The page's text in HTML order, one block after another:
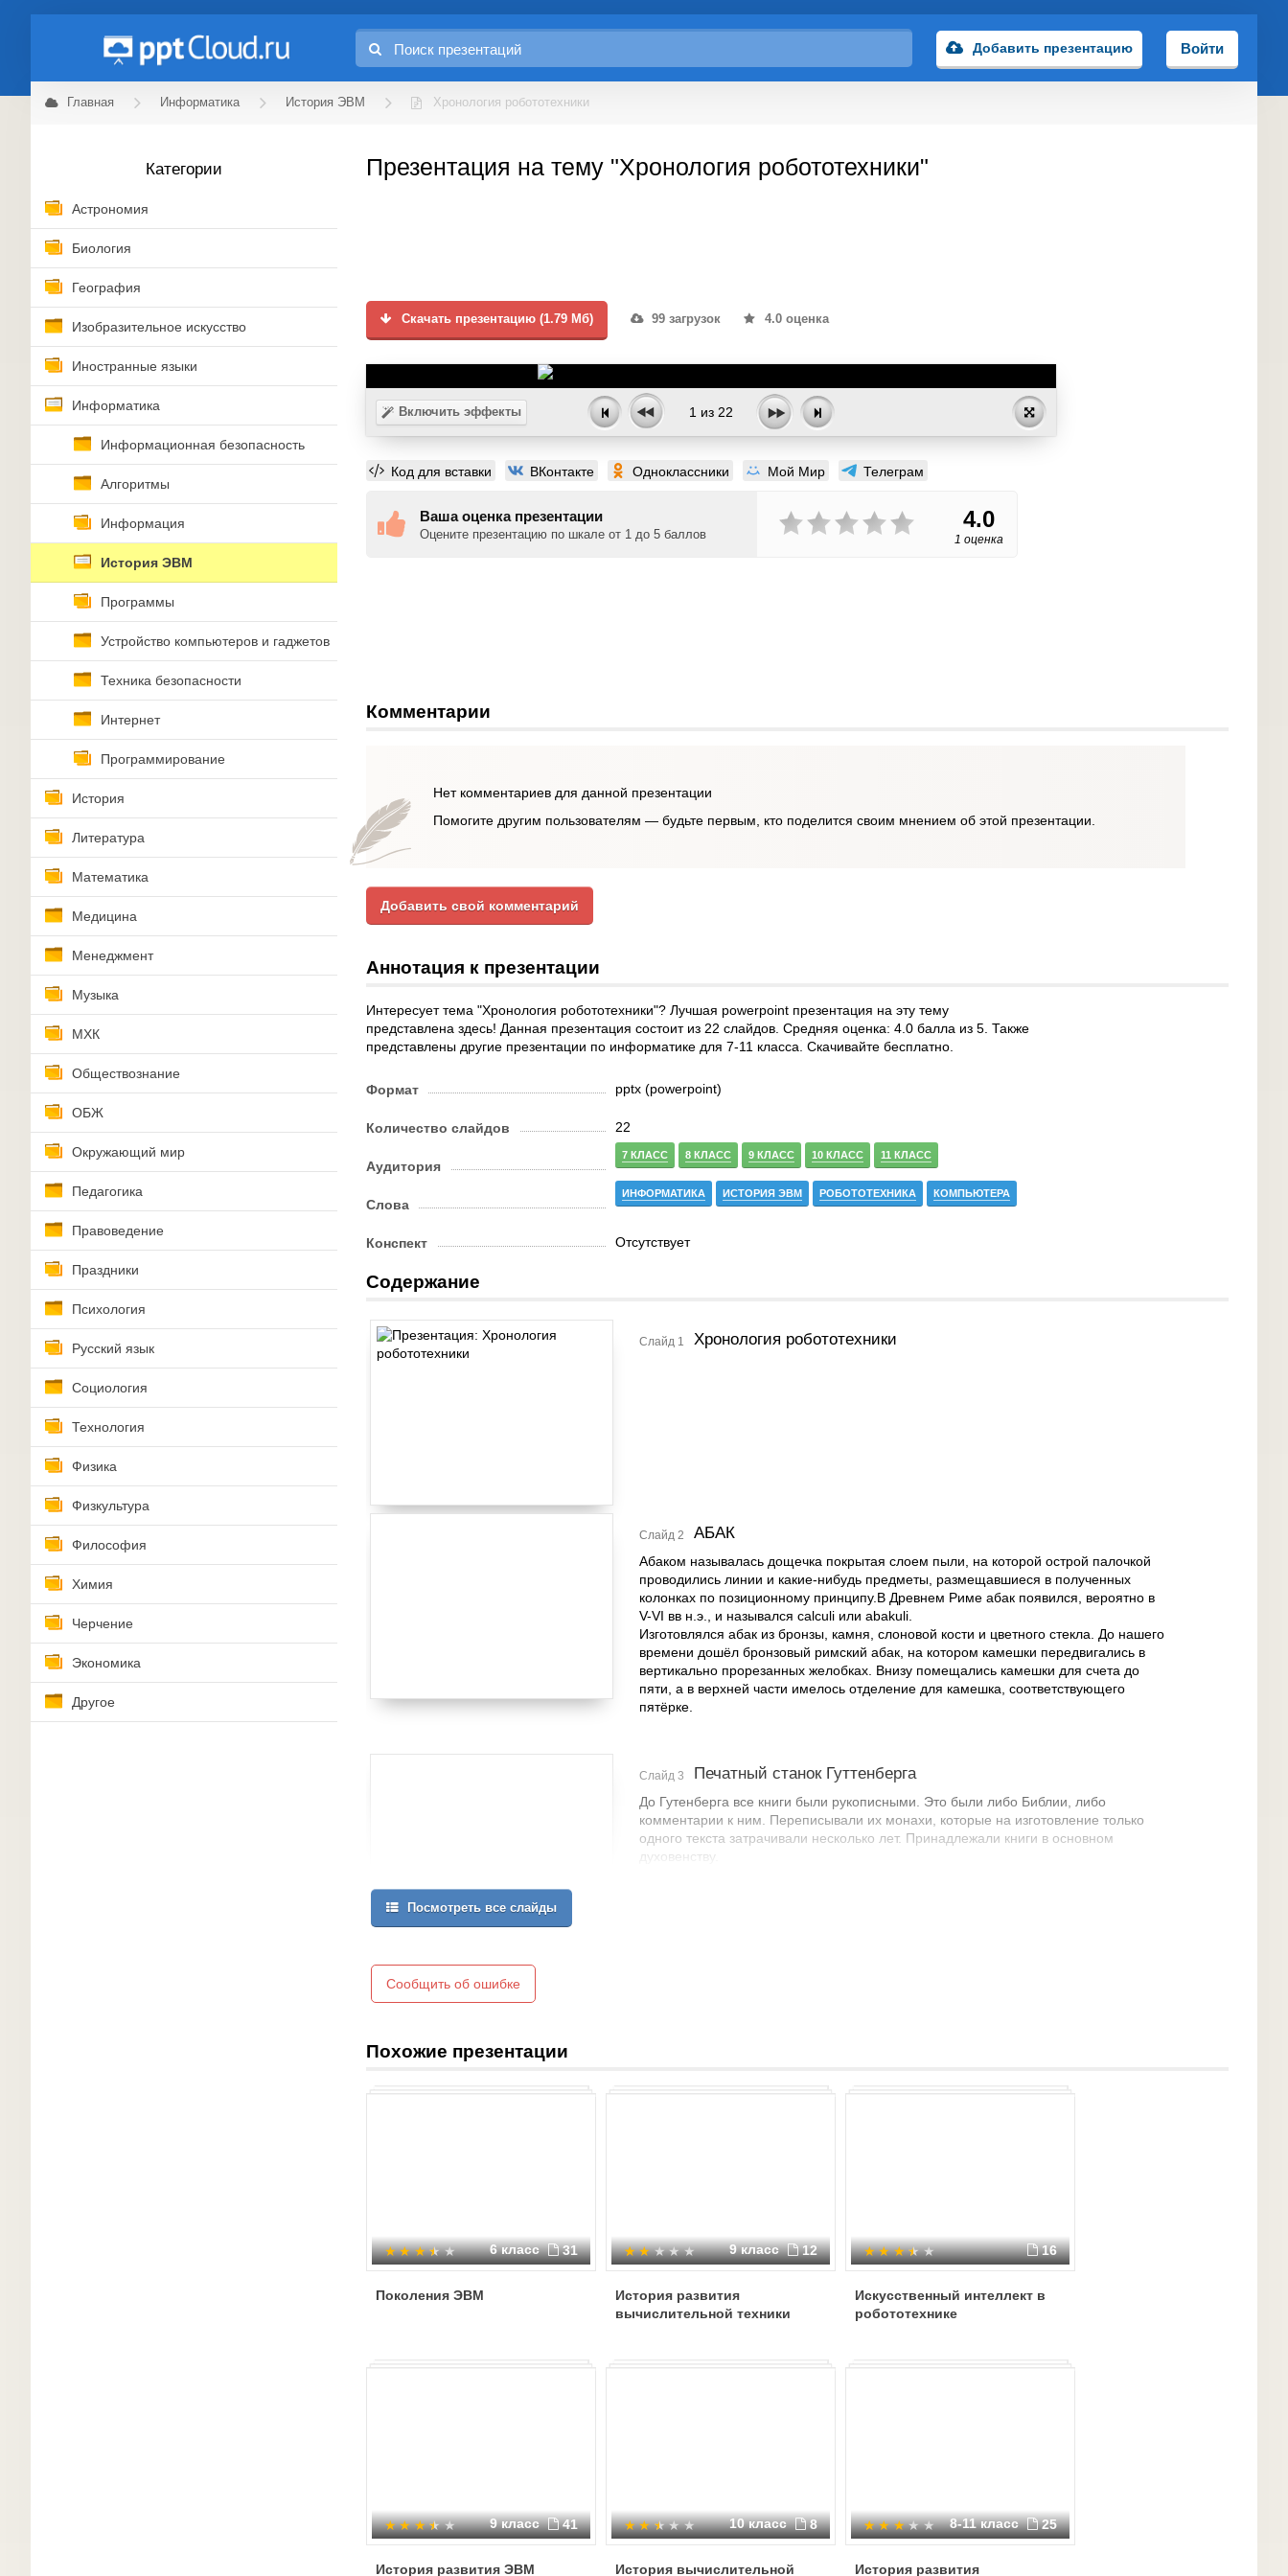
Добавить презентацию Войти
Главная Информатика История ЭВМ Хронология робототехники
Категории
Астрономия
Биология
География
Изобразительное искусство
Иностранные языки
Информатика
Информационная безопасность
Алгоритмы
Информация
История ЭВМ
Программы
Устройство компьютеров и гаджетов
Техника безопасности
Интернет
Программирование
История
Литература
Математика
Медицина
Менеджмент
Музыка
МХК
Обществознание
ОБЖ
Окружающий мир
Педагогика
Правоведение
Праздники
Психология
Русский язык
Социология
Технология
Физика
Физкультура
Философия
Химия
Черчение
Экономика
Другое
Презентация на тему "Хронология робототехники"
Скачать презентацию (1.79 Мб) 99 загрузок 4.0 оценка
Включить эффекты 1 из 22
Код для вставки ВКонтакте Одноклассники Мой Мир Телеграм
Ваша оценка презентации
Оцените презентацию по шкале от 1 до 5 баллов
4.0
1 оценка
Комментарии
Нет комментариев для данной презентации
Помогите другим пользователям — будьте первым, кто поделится своим мнением об этой презентации.
Добавить свой комментарий
Аннотация к презентации
Интересует тема "Хронология робототехники"? Лучшая powerpoint презентация на эту тему
представлена здесь! Данная презентация состоит из 22 слайдов. Средняя оценка: 4.0 балла из 5. Также
представлены другие презентации по информатике для 7-11 класса. Скачивайте бесплатно.
Формат pptx (powerpoint)
Количество слайдов 22
Аудитория
7 КЛАСС 8 КЛАСС 9 КЛАСС 10 КЛАСС 11 КЛАСС
Слова
ИНФОРМАТИКА ИСТОРИЯ ЭВМ РОБОТОТЕХНИКА КОМПЬЮТЕРА
Конспект Отсутствует
Содержание
Слайд 1 Хронология робототехники
Слайд 2 АБАК
Абаком называлась дощечка покрытая слоем пыли, на которой острой палочкой
проводились линии и какие-нибудь предметы, размещавшиеся в полученных
колонках по позиционному принципу.В Древнем Риме абак появился, вероятно в
V-VI вв н.э., и назывался calculi или abakuli.
Изготовлялся абак из бронзы, камня, слоновой кости и цветного стекла. До нашего
времени дошёл бронзовый римский абак, на котором камешки передвигались в
вертикально прорезанных желобках. Внизу помещались камешки для счета до
пяти, а в верхней части имелось отделение для камешка, соответствующего
пятёрке.
Слайд 3 Печатный станок Гуттенберга
До Гутенберга все книги были рукописными. Это были либо Библии, либо
комментарии к ним. Переписывали их монахи, которые на изготовление только
одного текста затрачивали несколько лет. Принадлежали книги в основном
духовенству.
Посмотреть все слайды
Сообщить об ошибке
Похожие презентации
6 класс 31
Поколения ЭВМ
9 класс 12
История развития
вычислительной техники
16
Искусственный интеллект в
робототехнике
9 класс 41
История развития ЭВМ
10 класс 8
История вычислительной
8-11 класс 25
История развития